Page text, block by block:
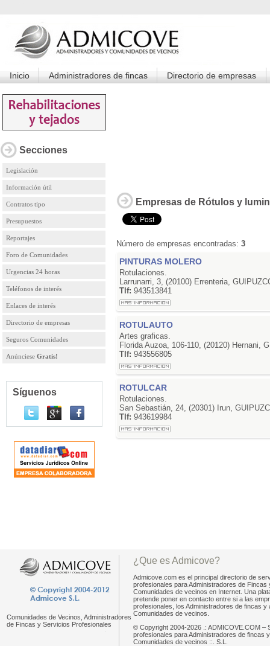
Inicio Administradores de fincas Directorio de empresas
Secciones
Legislación
Información útil
Contratos tipo
Presupuestos
Reportajes
Foro de Comunidades
Urgencias 24 horas
Teléfonos de interés
Enlaces de interés
Directorio de empresas
Seguros Comunidades
Anúnciese Gratis!
Síguenos
Empresas de Rótulos y
Número de empresas encontradas: 3
PINTURAS MOLERO
Rotulaciones.
Larrunarri, 3, (20100) Errenteria,
Tlf:943513841
ROTULAUTO
Artes graficas.
Florida Auzoa, 106-110, (20120) Hernani,
Tlf:943556805
ROTULCAR
Rotulaciones.
San Sebastián, 24, (20301) Irun,
Tlf:943619984
Comunidades de Vecinos, Administradores
de Fincas y Servicios Profesionales
¿Que es Admicove?
Admicove.com es el principal directorio de
profesionales para Administradores de Fincas
Comunidades de vecinos en Internet. Una
pretende poner en contacto entre si a las
profesionales, los Administradores de fincas y
Comunidades de vecinos.
© Copyright 2004-2026 .: ADMICOVE.COM –
profesionales para Administradores de fincas y
Comunidades de vecinos ::. S.L.